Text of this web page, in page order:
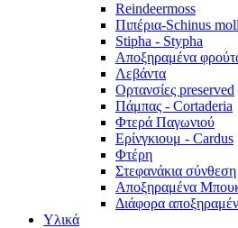
Reindeermoss
Πιπέρια-Schinus
Stipha - Stypha
Αποξηραμένα
Λεβάντα
Ορτανσίες preserved
Πάμπας - Cortaderia
Φτερά Παγωνιού
Ερίνγκιουμ - Cardus
Φτέρη
Στεφανάκια σύνθεση
Αποξηραμένα
Διάφορα
Υλικά